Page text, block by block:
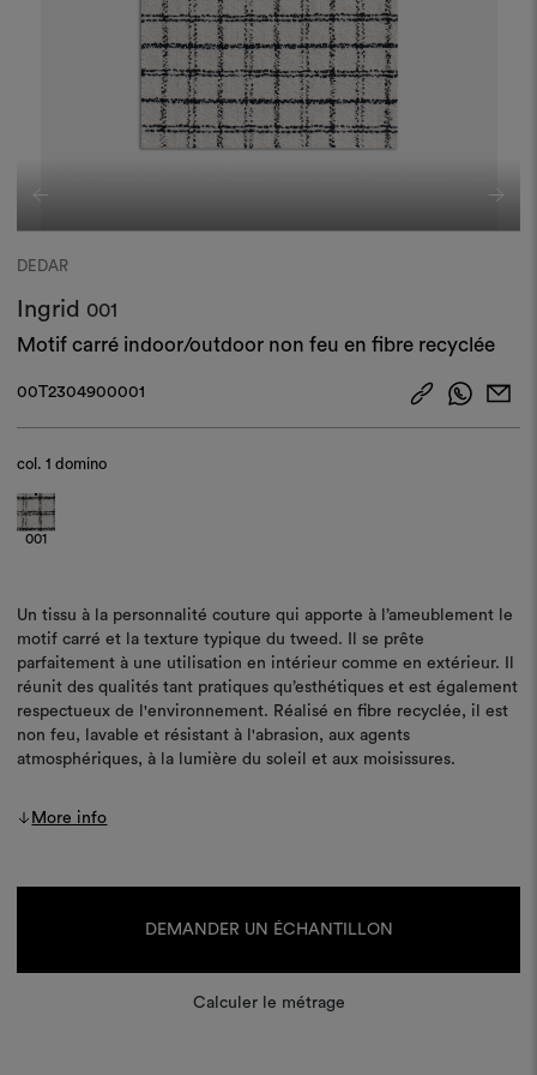
DEDAR
Ingrid 001
Motif carré indoor/outdoor non feu en fibre recyclée
00T2304900001
col.1 domino
001
Un tissu à la personnalité couture qui apporte à l’ameublement le
motif carré et la texture typique du tweed. Il se prête
parfaitement à une utilisation en intérieur comme en extérieur. Il
réunit des qualités tant pratiques qu’esthétiques et est également
respectueux de l'environnement. Réalisé en fibre recyclée, il est
non feu, lavable et résistant à l'abrasion, aux agents
atmosphériques, à la lumière du soleil et aux moisissures.
More info
DEMANDER UN ÉCHANTILLON
Calculer le métrage